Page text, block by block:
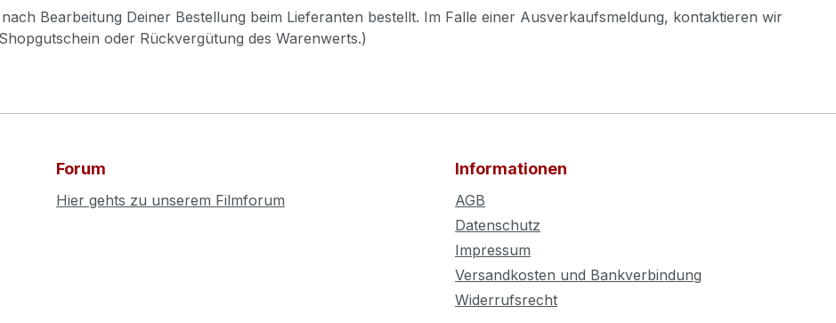
Bearbeitung Deiner Bestellung beim Lieferanten bestellt. Im Falle einer Ausverkaufsmeldung, kontaktieren wir
oder Rückvergütung des Warenwerts.)
Forum
Hier gehts zu unserem Filmforum
Informationen
AGB
Datenschutz
Impressum
Versandkosten und Bankverbindung
Widerrufsrecht